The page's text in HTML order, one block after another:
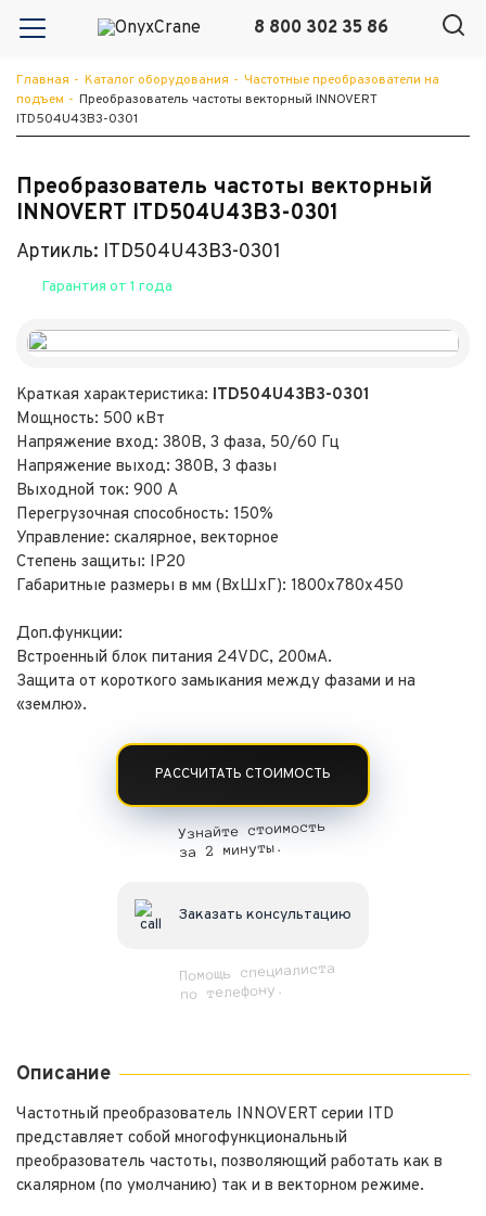
8 800 302 35 86
Главная - Каталог оборудования - Частотные преобразователи на
подъем - Преобразователь частоты векторный INNOVERT
ITD504U43B3-0301
Преобразователь частоты векторный
INNOVERT ITD504U43B3-0301
Артикль: ITD504U43B3-0301
Гарантия от 1 года
Краткая характеристика: ITD504U43B3-0301
Мощность: 500 кВт
Напряжение вход: 380В, 3 фаза, 50/60 Гц
Напряжение выход: 380В, 3 фазы
Выходной ток: 900 А
Перегрузочная способность: 150%
Управление: скалярное, векторное
Степень защиты: IP20
Габаритные размеры в мм (ВхШхГ): 1800х780х450
Доп.функции:
Встроенный блок питания 24VDC, 200мА.
Защита от короткого замыкания между фазами и на
«землю».
РАССЧИТАТЬ СТОИМОСТЬ
Узнайте стоимость
за 2 минуты.
Заказать консультацию
Помощь специалиста
по телефону.
Описание
Частотный преобразователь INNOVERT серии ITD
представляет собой многофункциональный
преобразователь частоты, позволяющий работать как в
скалярном (по умолчанию) так и в векторном режиме.